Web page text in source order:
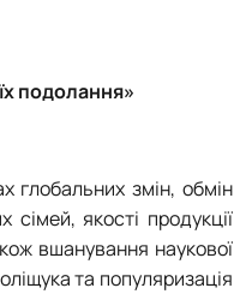
подолання»
глобальних змін, обмін
якості продукції
вшанування наукової
та популяризація